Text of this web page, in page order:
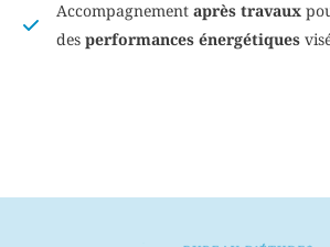
Accompagnement après travaux
des performances énergétiques